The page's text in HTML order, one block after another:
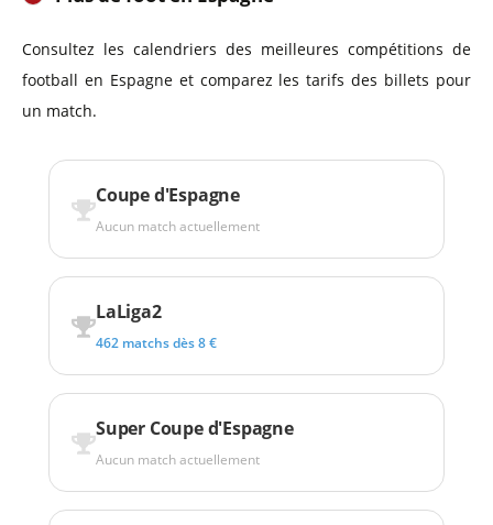
Consultez les calendriers des meilleures compétitions de
football en Espagne et comparez les tarifs des billets pour
un match.
Coupe d'Espagne
Aucun match actuellement
LaLiga2
462 matchs dès 8 €
Super Coupe d'Espagne
Aucun match actuellement